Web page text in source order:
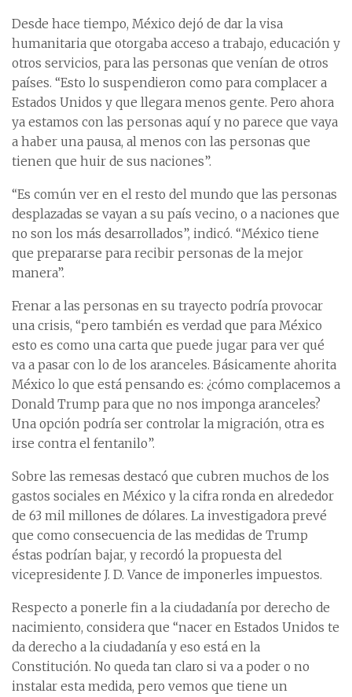
Desde hace tiempo, México dejó de dar la visa
humanitaria que otorgaba acceso a trabajo, educación y
otros servicios, para las personas que venían de otros
países. “Esto lo suspendieron como para complacer a
Estados Unidos y que llegara menos gente. Pero ahora
ya estamos con las personas aquí y no parece que vaya
a haber una pausa, al menos con las personas que
tienen que huir de sus naciones”.
“Es común ver en el resto del mundo que las personas
desplazadas se vayan a su país vecino, o a naciones que
no son los más desarrollados”, indicó. “México tiene
que prepararse para recibir personas de la mejor
manera”.
Frenar a las personas en su trayecto podría provocar
una crisis, “pero también es verdad que para México
esto es como una carta que puede jugar para ver qué
va a pasar con lo de los aranceles. Básicamente ahorita
México lo que está pensando es: ¿cómo complacemos a
Donald Trump para que no nos imponga aranceles?
Una opción podría ser controlar la migración, otra es
irse contra el fentanilo”.
Sobre las remesas destacó que cubren muchos de los
gastos sociales en México y la cifra ronda en alrededor
de 63 mil millones de dólares. La investigadora prevé
que como consecuencia de las medidas de Trump
éstas podrían bajar, y recordó la propuesta del
vicepresidente J. D. Vance de imponerles impuestos.
Respecto a ponerle fin a la ciudadanía por derecho de
nacimiento, considera que “nacer en Estados Unidos te
da derecho a la ciudadanía y eso está en la
Constitución. No queda tan claro si va a poder o no
instalar esta medida, pero vemos que tiene un